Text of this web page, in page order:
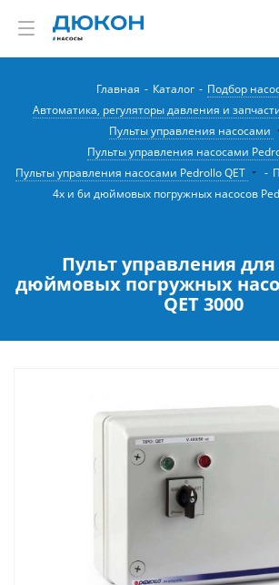
Главная - Каталог - Подбор
Автоматика, регуляторы давления и
Пульты управления насосами
Пульты управления насосами
Пульты управления насосами Pedrollo QET
-
4х и 6и дюймовых погружных насосов
Пульт управления для
дюймовых погружных
QET 3000